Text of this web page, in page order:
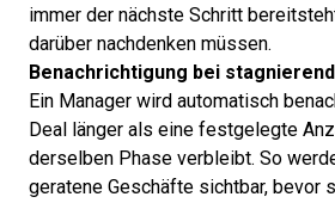
immer der nächste Schritt
darüber nachdenken müssen.
Benachrichtigung bei
Ein Manager wird automatisch
Deal länger als eine festgelegte
derselben Phase verbleibt. So
geratene Geschäfte sichtbar, bevor